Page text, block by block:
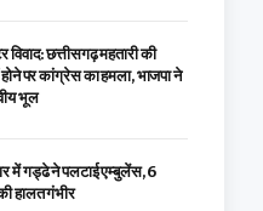
विवाद: छत्तीसगढ़ महतारी की
होने पर कांग्रेस का हमला, भाजपा ने
भूल
में गड्ढे ने पलटाई एम्बुलेंस, 6
हालत गंभीर